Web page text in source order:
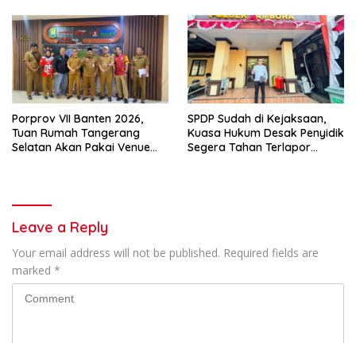
Porprov VII Banten 2026,
Tuan Rumah Tangerang
Selatan Akan Pakai Venue
SPDP Sudah di Kejaksaan,
Kuasa Hukum Desak Penyidik
Segera Tahan Terlapor
Leave a Reply
Your email address will not be published. Required fields are
marked *